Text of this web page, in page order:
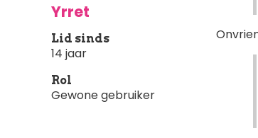
Yrret
Lid sinds
14 jaar
Rol
Gewone gebruiker